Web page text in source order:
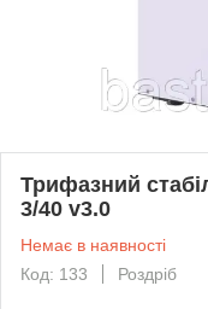
Трифазний
3/40 v3.0
Немає в наявності
Код: 133
Роздріб